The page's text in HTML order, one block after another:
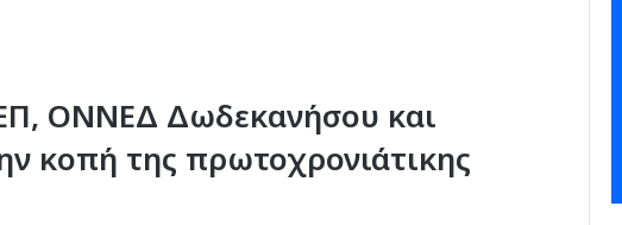
ΟΝΝΕΔ Δωδεκανήσου και
κοπή της πρωτοχρονιάτικης